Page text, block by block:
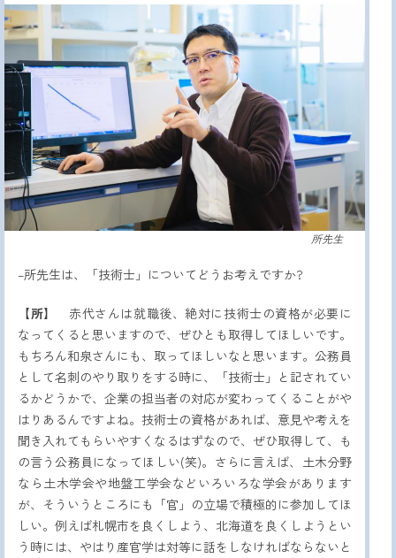
所先生
–所先生は、「技術士」についてどうお考えですか?
【所】
赤代さんは就職後、絶対に技術士の資格が必要に
なってくると思いますので、ぜひとも取得してほしいです。
もちろん和泉さんにも、取ってほしいなと思います。公務員
として名刺のやり取りをする時に、「技術士」と記されてい
るかどうかで、企業の担当者の対応が変わってくることがや
はりあるんですよね。技術士の資格があれば、意見や考えを
聞き入れてもらいやすくなるはずなので、ぜひ取得して、も
の言う公務員になってほしい(笑)。さらに言えば、土木分野
なら土木学会や地盤工学会などいろいろな学会があります
が、そういうところにも「官」の立場で積極的に参加してほ
しい。例えば札幌市を良くしよう、北海道を良くしようとい
う時には、やはり産官学は対等に話をしなければならないと